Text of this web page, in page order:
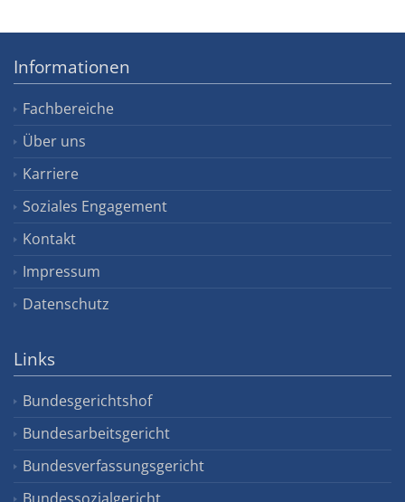
Informationen
Fachbereiche
Über uns
Karriere
Soziales Engagement
Kontakt
Impressum
Datenschutz
Links
Bundesgerichtshof
Bundesarbeitsgericht
Bundesverfassungsgericht